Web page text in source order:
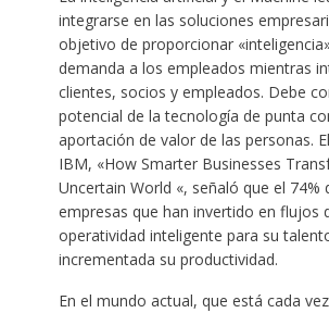
integrarse en las soluciones
objetivo de proporcionar
demanda a los empleados mientras
clientes, socios y empleados. Debe
potencial de la tecnología de punta
aportación de valor de las personas.
IBM, «How Smarter Businesses
Uncertain World «, señaló que el 74%
empresas que han invertido en flujos
operatividad inteligente para su
incrementada su productividad.
En el mundo actual, que está cada